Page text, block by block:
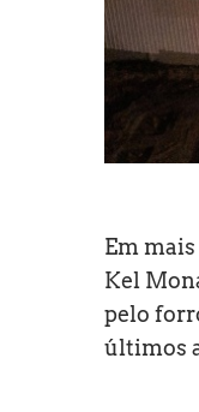
Em mais
Kel
pelo
últimos